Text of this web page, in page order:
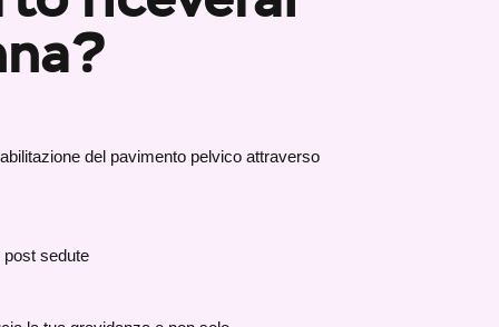
del pavimento pelvico attraverso
post sedute